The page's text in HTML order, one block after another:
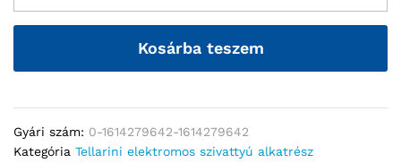
Kosárba teszem
Gyári szám: 0-1614279642-1614279642
Kategória Tellarini elektromos szivattyú alkatrész